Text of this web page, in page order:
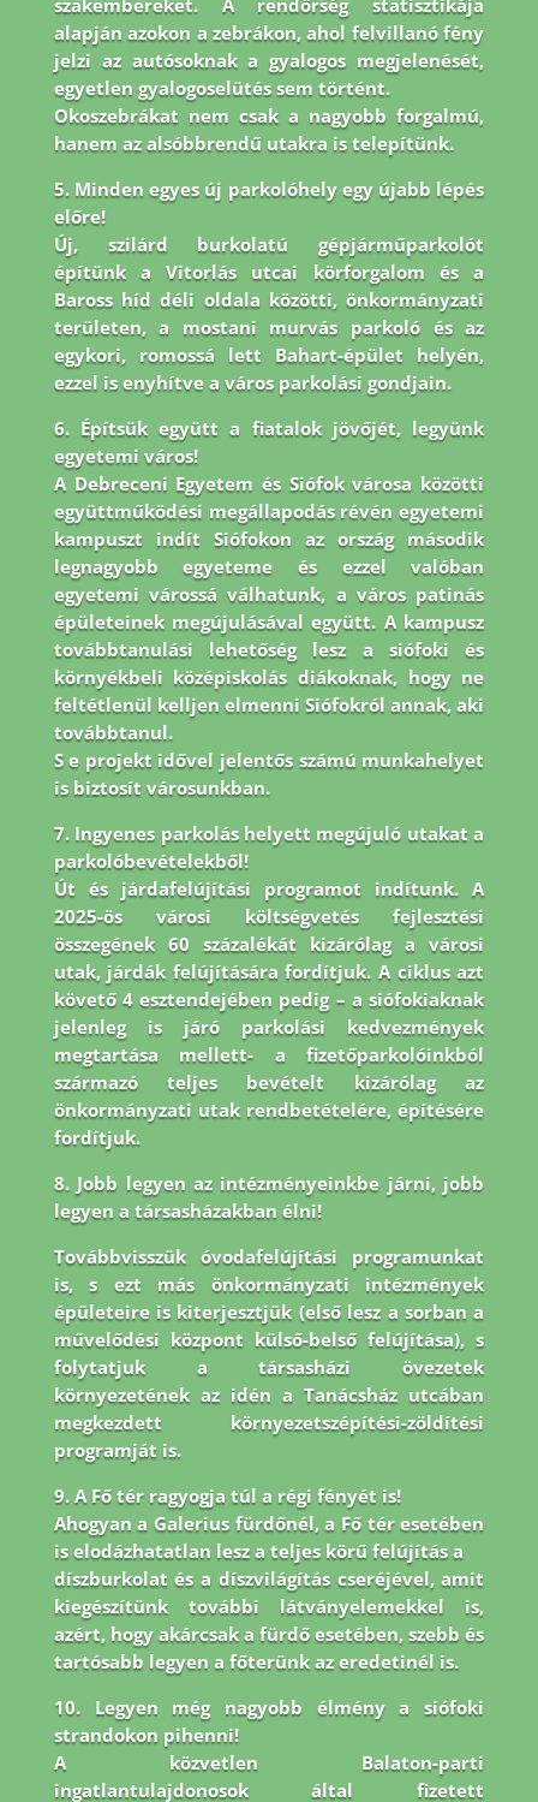
szakembereket. A rendőrség statisztikája
alapján azokon a zebrákon, ahol felvillanó fény
jelzi az autósoknak a gyalogos megjelenését,
egyetlen gyalogoselütés sem történt.
Okoszebrákat nem csak a nagyobb forgalmú,
hanem az alsóbbrendű utakra is telepítünk.
5. Minden egyes új parkolóhely egy újabb lépés
előre!
Új, szilárd burkolatú gépjárműparkolót
építünk a Vitorlás utcai körforgalom és a
Baross híd déli oldala közötti, önkormányzati
területen, a mostani murvás parkoló és az
egykori, romossá lett Bahart-épület helyén,
ezzel is enyhítve a város parkolási gondjain.
6. Építsük együtt a fiatalok jövőjét, legyünk
egyetemi város!
A Debreceni Egyetem és Siófok városa közötti
együttműködési megállapodás révén egyetemi
kampuszt indít Siófokon az ország második
legnagyobb egyeteme és ezzel valóban
egyetemi várossá válhatunk, a város patinás
épületeinek megújulásával együtt. A kampusz
továbbtanulási lehetőség lesz a siófoki és
környékbeli középiskolás diákoknak, hogy ne
feltétlenül kelljen elmenni Siófokról annak, aki
továbbtanul.
S e projekt idővel jelentős számú munkahelyet
is biztosít városunkban.
7. Ingyenes parkolás helyett megújuló utakat a
parkolóbevételekből!
Út és járdafelújítási programot indítunk. A
2025-ös városi költségvetés fejlesztési
összegének 60 százalékát kizárólag a városi
utak, járdák felújítására fordítjuk. A ciklus azt
követő 4 esztendejében pedig – a siófokiaknak
jelenleg is járó parkolási kedvezmények
megtartása mellett- a fizetőparkolóinkból
származó teljes bevételt kizárólag az
önkormányzati utak rendbetételére, építésére
fordítjuk.
8. Jobb legyen az intézményeinkbe járni, jobb
legyen a társasházakban élni!
Továbbvisszük óvodafelújítási programunkat
is, s ezt más önkormányzati intézmények
épületeire is kiterjesztjük (első lesz a sorban a
művelődési központ külső-belső felújítása), s
folytatjuk a társasháziövezetek
környezetének az idén a Tanácsház utcában
megkezdett környezetszépítési-zöldítési
programját is.
9. A Fő tér ragyogja túl a régi fényét is!
Ahogyan a Galerius fürdőnél, a Fő tér esetében
is elodázhatatlan lesz a teljes körű felújítás a
díszburkolat és a díszvilágítás cseréjével, amit
kiegészítünk további látványelemekkel is,
azért, hogy akárcsak a fürdő esetében, szebb és
tartósabb legyen a főterünk az eredetinél is.
10. Legyen még nagyobb élmény a siófoki
strandokon pihenni!
A közvetlen Balaton-parti
ingatlantulajdonosok által fizetett